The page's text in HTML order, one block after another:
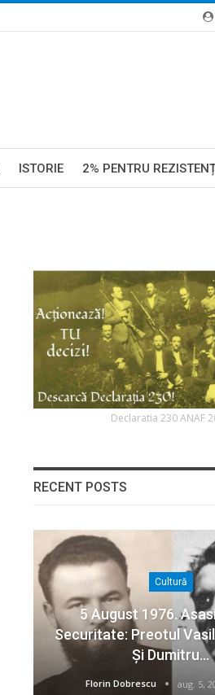
ISTORIE 2% PENTRU
Declaratia 230 ANAF
RECENT POSTS
Cultură
5 August 1976.
Securitate: Preotul
Și Dumitru…
Florin Dobrescu aug. 5,